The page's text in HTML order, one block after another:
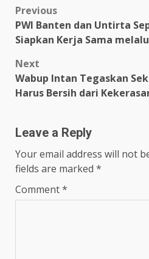
Post
navigation
Previous
PWI Banten dan Untirta
Siapkan Kerja Sama
Next
Wabup Intan Tegaskan
Harus Bersih dari
Leave a Reply
Your email address will not
fields are marked *
Comment*